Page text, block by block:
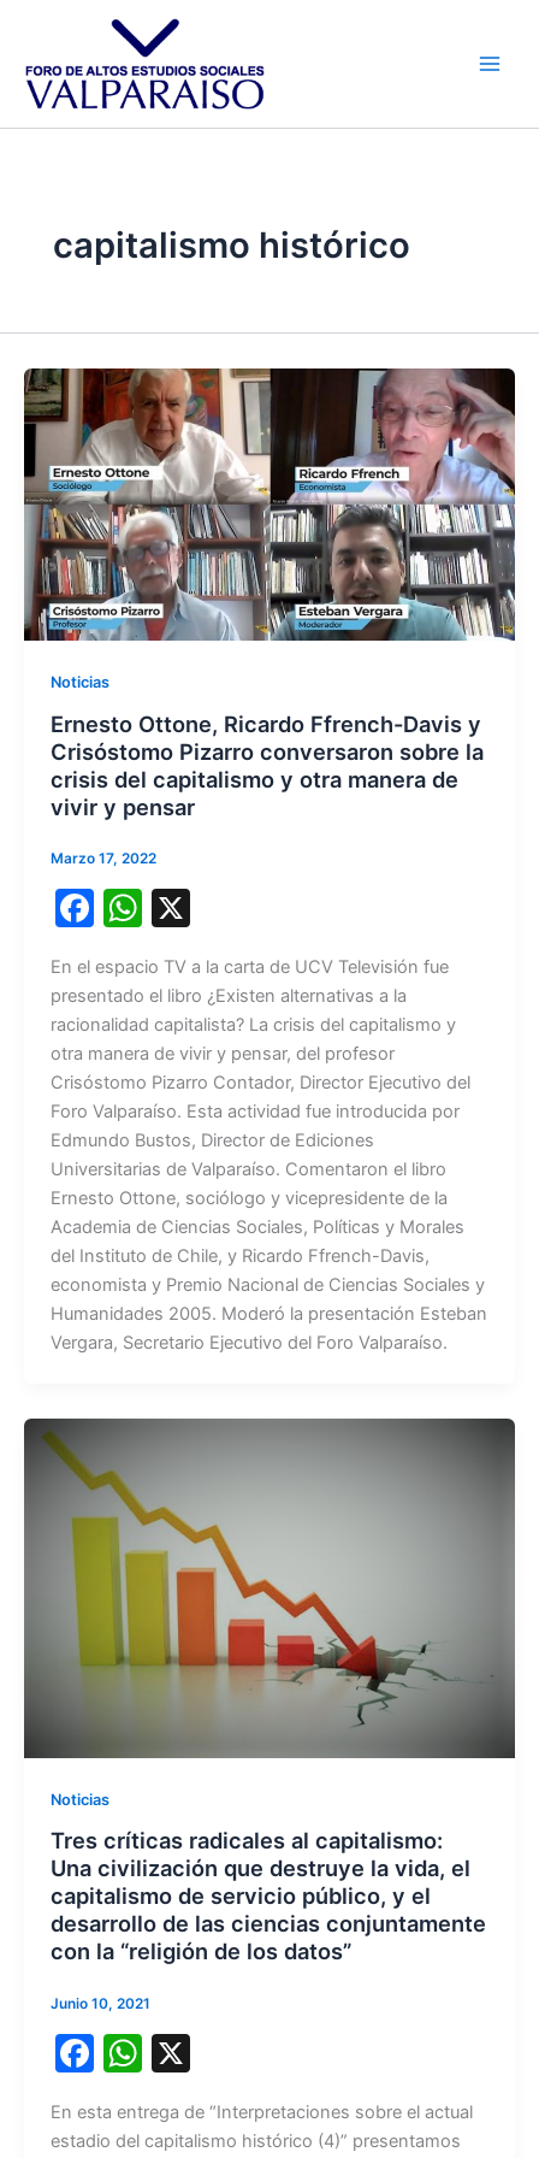
contenido
capitalismo histórico
Noticias
Ernesto Ottone, Ricardo Ffrench-Davis y
Crisóstomo Pizarro conversaron sobre la
crisis del capitalismo y otra manera de
vivir y pensar
Marzo 17, 2022
F
c
e
b
o
o
k
W
at
s
A
p
p
X
En el espacio TV a la carta de UCV Televisión fue
presentado el libro ¿Existen alternativas a la
racionalidad capitalista? La crisis del capitalismo y
otra manera de vivir y pensar, del profesor
Crisóstomo Pizarro Contador, Director Ejecutivo del
Foro Valparaíso. Esta actividad fue introducida por
Edmundo Bustos, Director de Ediciones
Universitarias de Valparaíso. Comentaron el libro
Ernesto Ottone, sociólogo y vicepresidente de la
Academia de Ciencias Sociales, Políticas y Morales
del Instituto de Chile, y Ricardo Ffrench-Davis,
economista y Premio Nacional de Ciencias Sociales y
Humanidades 2005. Moderó la presentación Esteban
Vergara, Secretario Ejecutivo del Foro Valparaíso.
Noticias
Tres críticas radicales al capitalismo:
Una civilización que destruye la vida, el
capitalismo de servicio público, y el
desarrollo de las ciencias conjuntamente
con la “religión de los datos”
Junio 10, 2021
F
c
W
at
X
En esta entrega de “Interpretaciones sobre el actual
estadio del capitalismo histórico (4)” presentamos